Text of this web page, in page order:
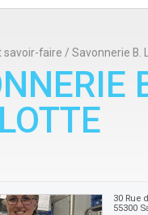
savoir-faire / Savonnerie B.
30 Rue
55300